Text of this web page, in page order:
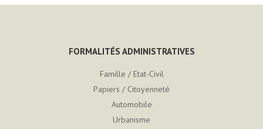
FORMALITÉS ADMINISTRATIVES
Famille / Etat-Civil
Papiers / Citoyenneté
Automobile
Urbanisme